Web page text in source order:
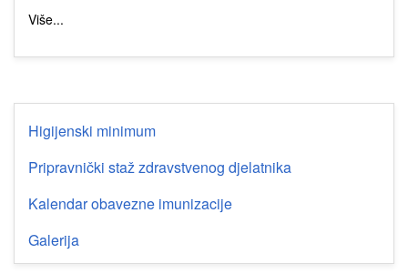
Više...
Higijenski minimum
Pripravnički staž zdravstvenog djelatnika
Kalendar obavezne imunizacije
Galerija